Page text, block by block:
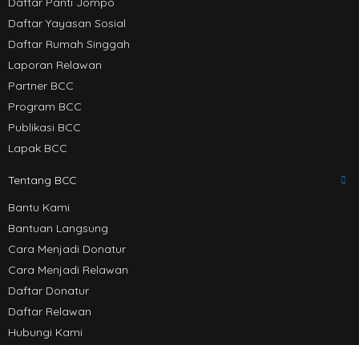
Daftar Yayasan Sosial
Daftar Rumah Singgah
Laporan Relawan
Partner BCC
Program BCC
Publikasi BCC
Lapak BCC
Tentang BCC
Bantu Kami
Bantuan Langsung
Cara Menjadi Donatur
Cara Menjadi Relawan
Daftar Donatur
Daftar Relawan
Hubungi Kami